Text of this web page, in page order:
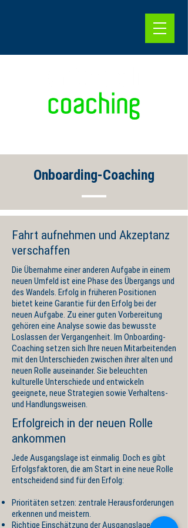
Onboarding-Coaching
Fahrt aufnehmen und Akzeptanz
verschaffen
Die Übernahme einer anderen Aufgabe in einem
neuen Umfeld ist eine Phase des Übergangs und
des Wandels. Erfolg in früheren Positionen
bietet keine Garantie für den Erfolg bei der
neuen Aufgabe. Zu einer guten Vorbereitung
gehören eine Analyse sowie das bewusste
Loslassen der Vergangenheit. Im Onboarding-
Coaching setzen sich Ihre neuen Mitarbeitenden
mit den Unterschieden zwischen ihrer alten und
neuen Rolle auseinander. Sie beleuchten
kulturelle Unterschiede und entwickeln
geeignete, neue Strategien sowie Verhaltens-
und Handlungsweisen.
Erfolgreich in der neuen Rolle
ankommen
Jede Ausgangslage ist einmalig. Doch es gibt
Erfolgsfaktoren, die am Start in eine neue Rolle
entscheidend sind für den Erfolg:
Prioritäten setzen: zentrale Herausforderungen
erkennen und meistern.
Richtige Einschätzung der Ausgangslage: